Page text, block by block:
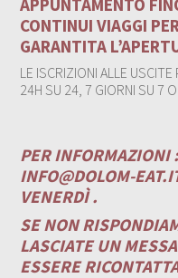
CONTINUI VIAGGI
GARANTITA
LE ISCRIZIONI ALLE
24H SU 24, 7 GIORNI SU 7
PER INFORMAZIONI
INFO@DOLOM-
VENERDÌ .
SE NON
LASCIATE UN
ESSERE